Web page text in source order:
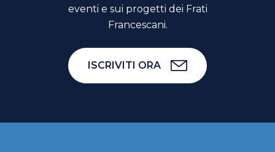
eventi e sui progetti dei Frati
Francescani.
ISCRIVITI ORA